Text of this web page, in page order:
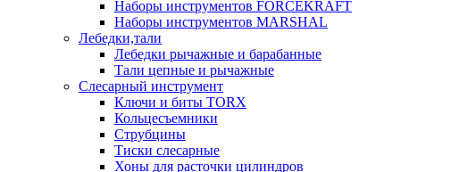
Наборы инструментов FORCEKRAFT
Наборы инструментов MARSHAL
Лебедки,тали
Лебедки рычажные и барабанные
Тали цепные и рычажные
Слесарный инструмент
Ключи и биты TORX
Кольцесъемники
Струбцины
Тиски слесарные
Хоны для расточки цилиндров